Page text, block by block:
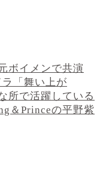
ボイメンで共演
ラ「舞い上が
所で活躍している
＆Princeの平野紫